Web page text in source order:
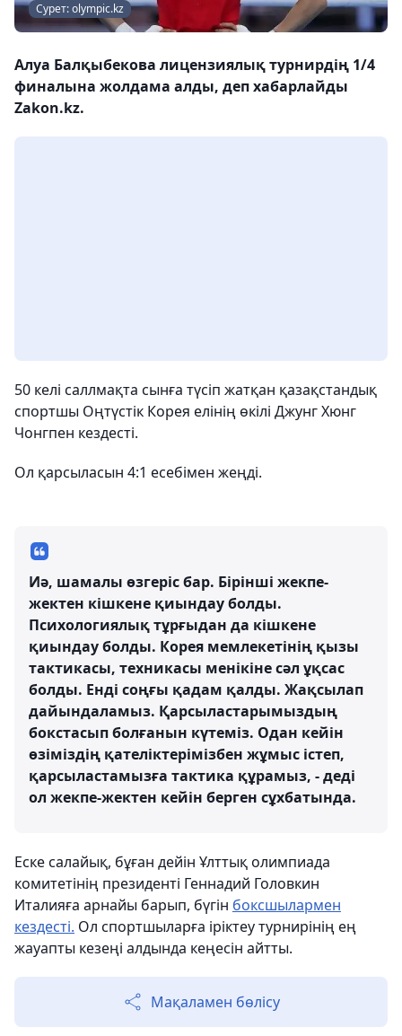
Сурет: olympic.kz
Алуа Балқыбекова лицензиялық турнирдің 1/4
финалына жолдама алды, деп хабарлайды
Zakon.kz.
50 келі саллмақта сынға түсіп жатқан қазақстандық
спортшы Оңтүстік Корея елінің өкілі Джунг Хюнг
Чонгпен кездесті.
Ол қарсыласын 4:1 есебімен жеңді.
Иә, шамалы өзгеріс бар. Бірінші жекпе-
жектен кішкене қиындау болды.
Психологиялық тұрғыдан да кішкене
қиындау болды. Корея мемлекетінің қызы
тактикасы, техникасы менікіне сәл ұқсас
болды. Енді соңғы қадам қалды. Жақсылап
дайындаламыз. Қарсыластарымыздың
бокстасып болғанын күтеміз. Одан кейін
өзіміздің қателіктерімізбен жұмыс істеп,
қарсыластамызға тактика құрамыз, - деді
ол жекпе-жектен кейін берген сұхбатында.
Еске салайық, бұған дейін Ұлттық олимпиада
комитетінің президенті Геннадий Головкин
Италияға арнайы барып, бүгін боксшылармен
кездесті. Ол спортшыларға іріктеу турнирінің ең
жауапты кезеңі алдында кеңесін айтты.
Мақаламен бөлісу